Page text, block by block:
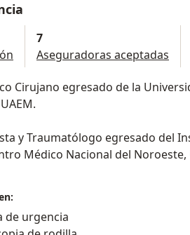
7
Aseguradoras aceptadas
Cirujano egresado de la
y Traumatólogo egresado del
Nacional del Noroeste, UAS. Tuve la oportunidad
en diversos centros
y Ortopedia de Magdalena de
de urgencia